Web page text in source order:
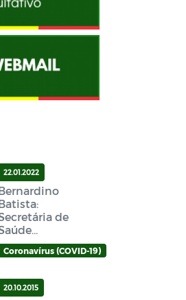
22.01.2022
de
novo
19
sábado
Coronavírus (COVID-19)
20.10.2015